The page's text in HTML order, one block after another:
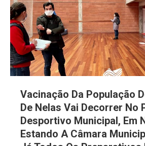
Vacinação Da População
De Nelas Vai Decorrer No
Desportivo Municipal, Em
Estando A Câmara